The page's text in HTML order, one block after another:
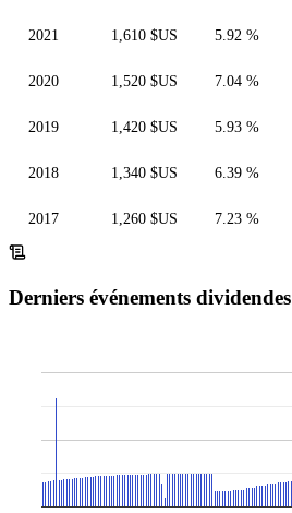
2021 1,610 $US 5.92 %
2020 1,520 $US 7.04 %
2019 1,420 $US 5.93 %
2018 1,340 $US 6.39 %
2017 1,260 $US 7.23 %
Derniers événements dividendes